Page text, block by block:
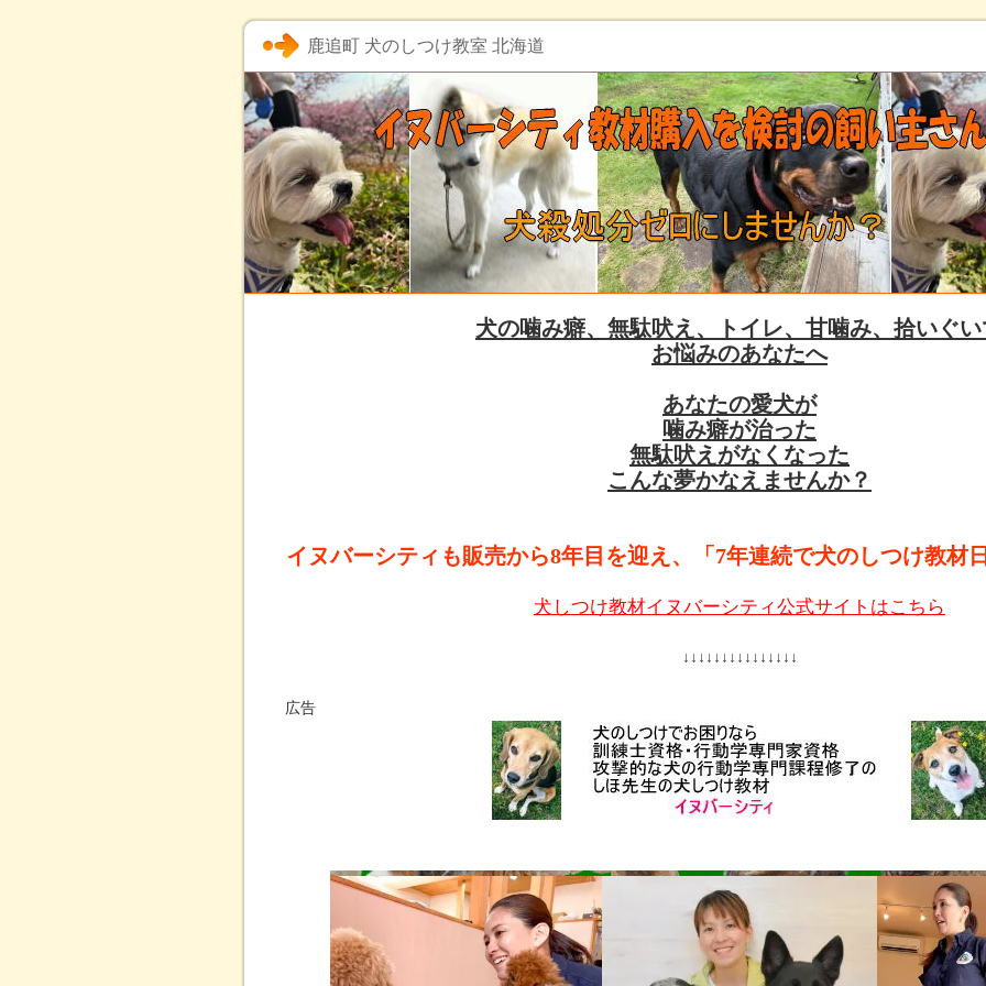
鹿追町 犬のしつけ教室 北海道
犬の噛み癖、無駄吠え、トイレ、甘噛み、拾いぐい
お悩みのあなたへ
あなたの愛犬が
噛み癖が治った
無駄吠えがなくなった
こんな夢かなえませんか？
イヌバーシティも販売から8年目を迎え、「7年連続で犬のしつけ教材
犬しつけ教材イヌバーシティ公式サイトはこちら
↓↓↓↓↓↓↓↓↓↓↓↓↓↓↓
広告